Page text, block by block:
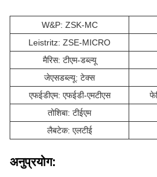
W&P: ZSK-MC
Leistritz: ZSE-MICRO
मैरिस: टीएम-डब्ल्यू
जेएसडब्ल्यू: टेक्स
एफईडीएम: एफईडी-एमटीएस
तोशिबा: टीईएम
लैबटेक: एलटीई
अनुप्रयोग: